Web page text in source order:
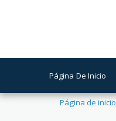
Página De Inicio
Página de inicio